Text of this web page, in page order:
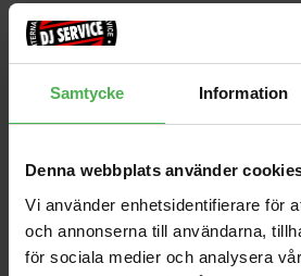
Samtycke Information
Denna webbplats använder
Vi använder enhetsidentifierare för
och annonserna till användarna,
för sociala medier och analysera
250 kr
64 kr/st
Andra som handlade Lonsdale London